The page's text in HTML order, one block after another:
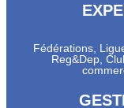
Fédérations,
Reg&Dep,